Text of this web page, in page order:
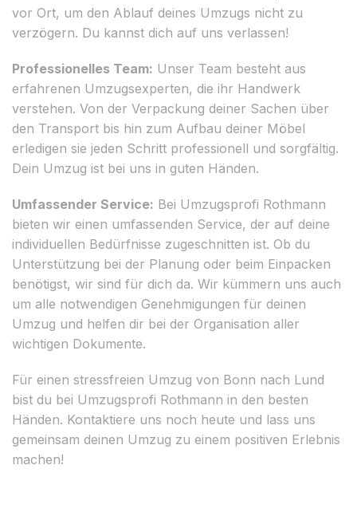
vor Ort, um den Ablauf deines Umzugs nicht zu
verzögern. Du kannst dich auf uns verlassen!
Professionelles Team: Unser Team besteht aus
erfahrenen Umzugsexperten, die ihr Handwerk
verstehen. Von der Verpackung deiner Sachen über
den Transport bis hin zum Aufbau deiner Möbel
erledigen sie jeden Schritt professionell und sorgfältig.
Dein Umzug ist bei uns in guten Händen.
Umfassender Service: Bei Umzugsprofi Rothmann
bieten wir einen umfassenden Service, der auf deine
individuellen Bedürfnisse zugeschnitten ist. Ob du
Unterstützung bei der Planung oder beim Einpacken
benötigst, wir sind für dich da. Wir kümmern uns auch
um alle notwendigen Genehmigungen für deinen
Umzug und helfen dir bei der Organisation aller
wichtigen Dokumente.
Für einen stressfreien Umzug von Bonn nach Lund
bist du bei Umzugsprofi Rothmann in den besten
Händen. Kontaktiere uns noch heute und lass uns
gemeinsam deinen Umzug zu einem positiven Erlebnis
machen!